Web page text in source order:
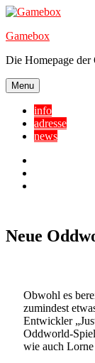
Skip
content
Gamebox
Die Homepage der
Menu
info
adresse
news
Neue
Obwohl es
zumindest
Entwickler
Oddworld-
wie auch